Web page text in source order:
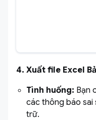
4. Xuất file Excel
Tình huống: Bạn
các thông báo sai
trữ.